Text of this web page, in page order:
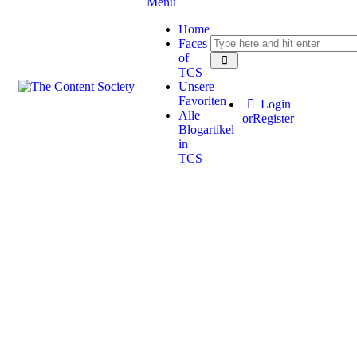
Home
Faces
of
TCS
Unsere
Favoriten
Alle
Blogartikel
in
TCS
Login
orRegister